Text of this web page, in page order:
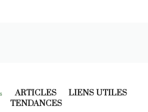
ARTICLES
TENDANCES
LIENS UTILES